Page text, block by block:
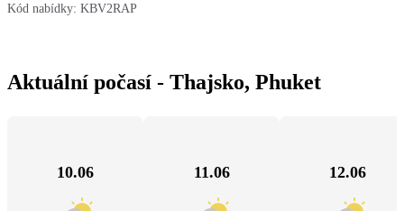
Kód nabídky: KBV2RAP
Aktuální počasí - Thajsko, Phuket
10.06 11.06 12.06